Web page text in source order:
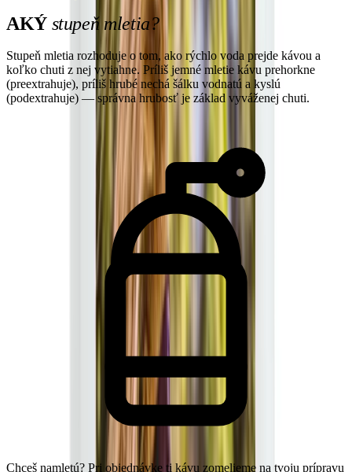
AKÝ stupeň mletia?
Stupeň mletia rozhoduje o tom, ako rýchlo voda prejde kávou a
koľko chuti z nej vytiahne. Príliš jemné mletie kávu prehorkne
(preextrahuje), príliš hrubé nechá šálku vodnatú a kyslú
(podextrahuje) — správna hrubosť je základ vyváženej chuti.
Chceš namletú? Pri objednávke ti kávu zomelieme na tvoju prípravu